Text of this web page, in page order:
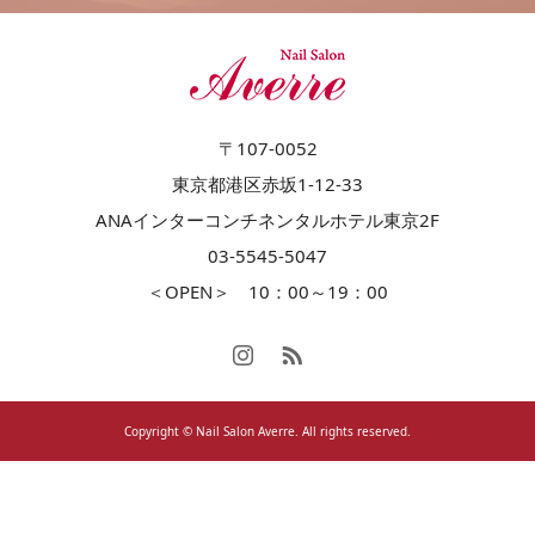
〒107-0052
東京都港区赤坂1-12-33
ANAインターコンチネンタルホテル東京2F
03-5545-5047
＜OPEN＞ 10：00～19：00
Copyright © Nail Salon Averre. All rights reserved.